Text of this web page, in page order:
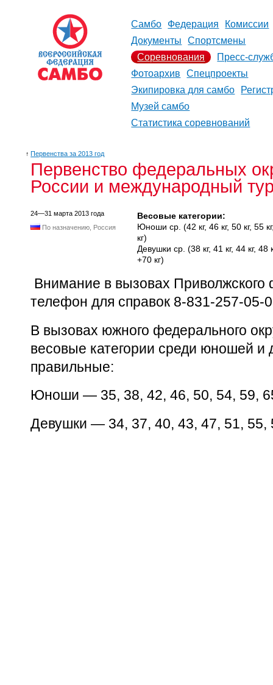
Самбо Федерация
Комиссии
Документы
Спортсмены
Соревнования
Пресс-
Фотоархив
Спецпроекты
Экипировка для самбо
Музей самбо
Статистика соревнований
↑ Первенства за 2013 год
Первенство федеральных
России и международный
24—31 марта 2013 года
По назначению, Россия
Весовые категории:
Юноши ср. (42 кг, 46 кг, 50 кг, 55
кг)
Девушки ср. (38 кг, 41 кг, 44 кг, 48
+70 кг)
Внимание в вызовах Приволжского
телефон для справок 8-831-257-05-
В вызовах южного федерального
весовые категории среди юношей и
правильные:
Юноши — 35, 38, 42, 46, 50, 54, 59,
Девушки — 34, 37, 40, 43, 47, 51, 55,